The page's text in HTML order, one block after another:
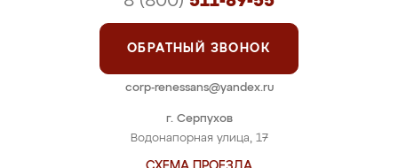
г. Серпухов
Водонапорная улица, 17
ОБРАТНЫЙ ЗВОНОК
corp-renessans@yandex.ru